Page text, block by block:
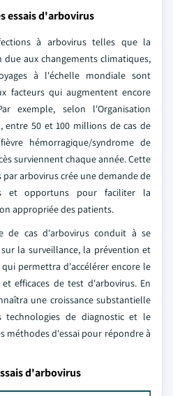
essais d'arbovirus
à arbovirus telles que la
due aux changements climatiques,
à l'échelle mondiale sont
facteurs qui augmentent encore
exemple, selon l'Organisation
entre 50 et 100 millions de cas de
hémorragique/syndrome de
surviennent chaque année. Cette
arbovirus crée une demande de
et opportuns pour faciliter la
appropriée des patients.
de cas d'arbovirus conduit à se
la surveillance, la prévention et
permettra d'accélérer encore le
efficaces de test d'arbovirus. En
une croissance substantielle
technologies de diagnostic et le
méthodes d'essai pour répondre à
d'arbovirus